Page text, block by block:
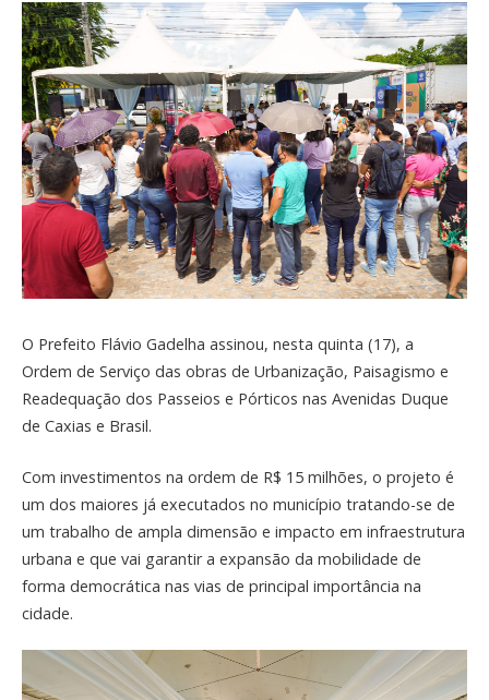
O Prefeito Flávio Gadelha assinou, nesta quinta (17), a
Ordem de Serviço das obras de Urbanização, Paisagismo e
Readequação dos Passeios e Pórticos nas Avenidas Duque
de Caxias e Brasil.
Com investimentos na ordem de R$ 15 milhões, o projeto é
um dos maiores já executados no município tratando-se de
um trabalho de ampla dimensão e impacto em infraestrutura
urbana e que vai garantir a expansão da mobilidade de
forma democrática nas vias de principal importância na
cidade.